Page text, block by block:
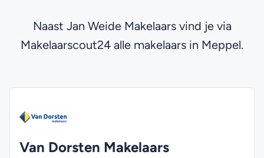
Naast Jan Weide Makelaars vind je via
Makelaarscout24 alle makelaars in Meppel.
Van Dorsten Makelaars